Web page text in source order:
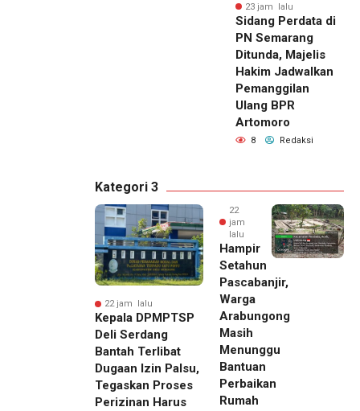
23 jam lalu
Sidang Perdata di
PN Semarang
Ditunda, Majelis
Hakim Jadwalkan
Pemanggilan
Ulang BPR
Artomoro
8 Redaksi
Kategori 3
22 jam lalu
Kepala DPMPTSP
Deli Serdang
Bantah Terlibat
Dugaan Izin Palsu,
Tegaskan Proses
Perizinan Harus
22
jam
lalu
Hampir
Setahun
Pascabanjir,
Warga
Arabungong
Masih
Menunggu
Bantuan
Perbaikan
Rumah